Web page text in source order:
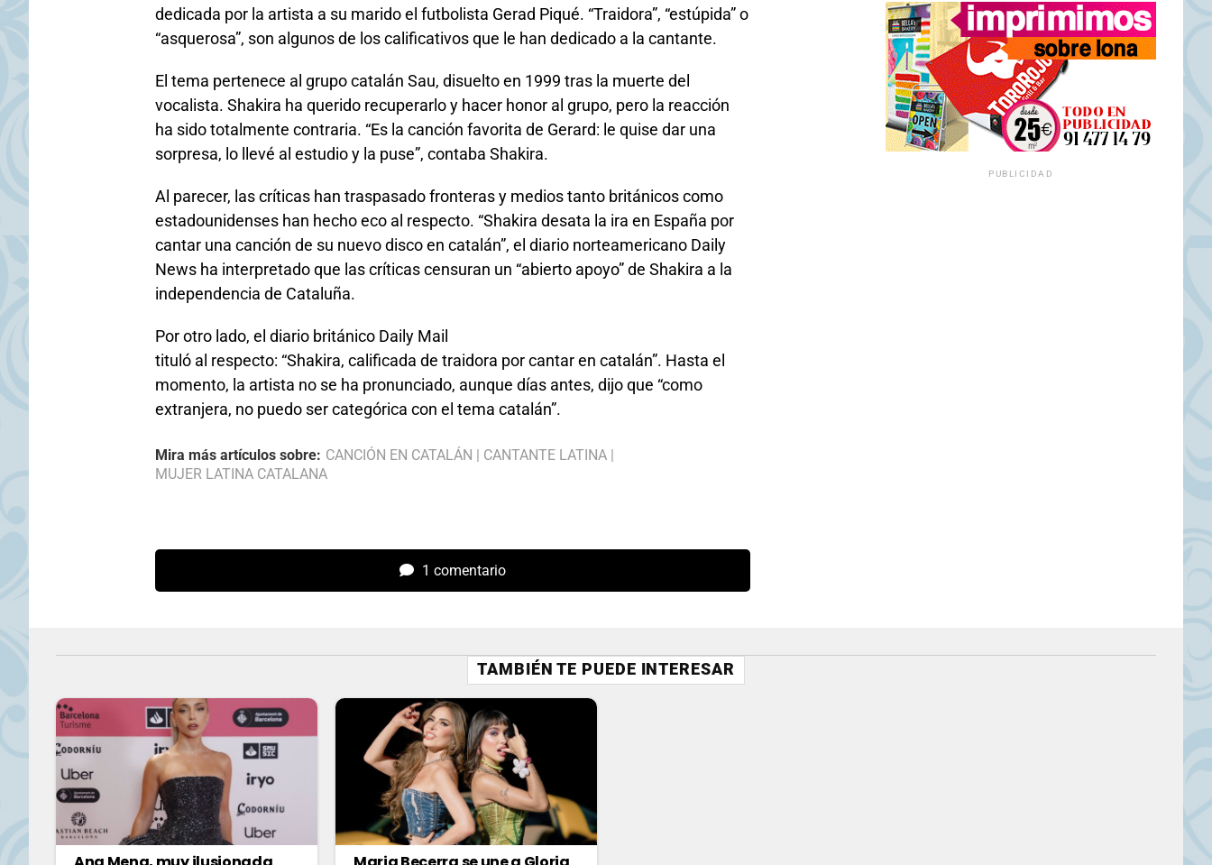
dedicada por la artista a su marido el futbolista Gerad Piqué. “Traidora”, “estúpida” o
“asquerosa”, son algunos de los calificativos que le han dedicado a la cantante.
El tema pertenece al grupo catalán Sau, disuelto en 1999 tras la muerte del
vocalista. Shakira ha querido recuperarlo y hacer honor al grupo, pero la reacción
ha sido totalmente contraria. “Es la canción favorita de Gerard: le quise dar una
sorpresa, lo llevé al estudio y la puse”, contaba Shakira.
Al parecer, las críticas han traspasado fronteras y medios tanto británicos como
estadounidenses han hecho eco al respecto. “Shakira desata la ira en España por
cantar una canción de su nuevo disco en catalán”, el diario norteamericano Daily
News ha interpretado que las críticas censuran un “abierto apoyo” de Shakira a la
independencia de Cataluña.
Por otro lado, el diario británico Daily Mail
tituló al respecto: “Shakira, calificada de traidora por cantar en catalán”. Hasta el
momento, la artista no se ha pronunciado, aunque días antes, dijo que “como
extranjera, no puedo ser categórica con el tema catalán”.
Mira más artículos sobre: CANCIÓN EN CATALÁN | CANTANTE LATINA |
MUJER LATINA CATALANA
1 comentario
PUBLICIDAD
TAMBIÉN TE PUEDE INTERESAR